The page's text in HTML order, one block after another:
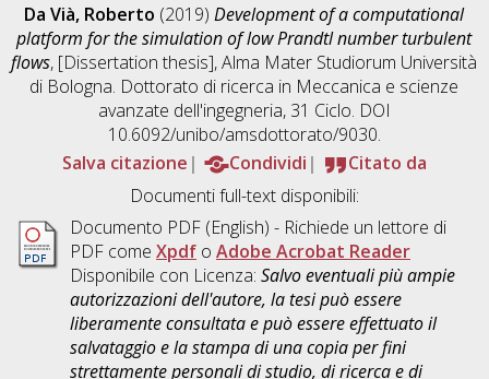
Da Vià, Roberto (2019)Development of a computational
platform for the simulation of low Prandtl number turbulent
flows, [Dissertation thesis], Alma Mater Studiorum Università
di Bologna. Dottorato di ricerca in Meccanica e scienze
avanzate dell'ingegneria, 31 Ciclo. DOI
10.6092/unibo/amsdottorato/9030.
Salva citazione
Condividi
Citato da
Documenti full-text disponibili:
Documento PDF(English) - Richiede un lettore di
PDF come Xpdfo Adobe Acrobat Reader
Disponibile con Licenza: Salvo eventuali più ampie
autorizzazioni dell'autore, la tesi può essere
liberamente consultata e può essere effettuato il
salvataggio e la stampa di una copia per fini
strettamente personali di studio, di ricerca e di